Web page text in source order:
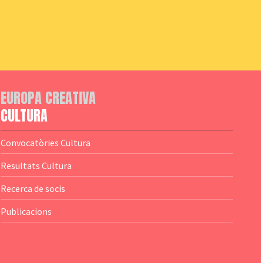
EUROPA CREATIVA
CULTURA
Convocatòries Cultura
Resultats Cultura
Recerca de socis
Publicacions